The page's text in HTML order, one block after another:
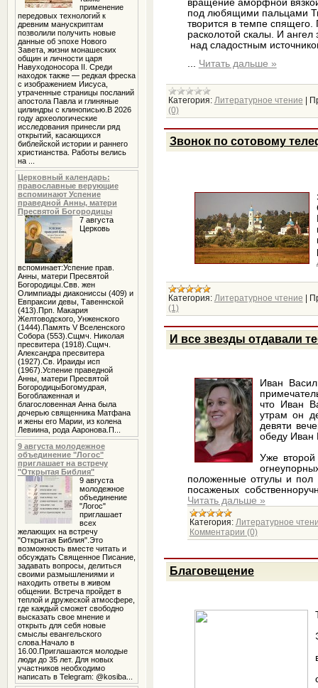
применение
передовых технологий к
древним манускриптам
позволили получить новые
данные об эпохе Нового
Завета, жизни монашеских
общин и личности царя
Навуходоносора II. Среди
находок также — редкая фреска
с изображением Иисуса,
утраченные страницы посланий
апостола Павла и глиняные
цилиндры с клинописью.В 2026
году археологические
исследования принесли ряд
открытий, касающихся
библейской истории и раннего
христианства. Работы велись
на ...
Церковный календарь:
православные верующие
вспоминают Успение
праведной Анны, матери
Пресвятой Богородицы
7 августа
Церковь
вспоминает:Успение прав.
Анны, матери Пресвятой
Богородицы.Свв. жен
Олимпиады диакониссы (409) и
Евпраксии девы, Тавеннской
(413).Прп. Макария
Желтоводского, Унженского
(1444).Память V Вселенского
Собора (553).Сщмч. Николая
пресвитера (1918).Сщмч.
Александра пресвитера
(1927).Св. Ираиды исп
(1967).Успение праведной
Анны, матери Пресвятой
БогородицыБогомудрая,
Богоблаженная и
благословенная Анна была
дочерью священника Матфана
и жены его Марии, из колена
Левиина, рода Ааронова.П...
9 августа молодежное
объединение "Логос"
приглашает на встречу
"Открытая Библия"
9 августа
молодежное
объединение
"Логос"
приглашает
всех
желающих на встречу
"Открытая Библия".Это
возможность вместе читать и
обсуждать Священное Писание,
задавать вопросы, делиться
своими размышлениями и
находить ответы в живом
общении. Встреча пройдет в
теплой и дружеской атмосфере,
где каждый сможет свободно
высказать свое мнение и
открыть для себя новые
смыслы евангельского
слова.Начало в
16.00.Приглашаются молодые
люди до 35 лет. Для новых
участников необходимо
написать в Telegram: @kosiba...
вращение аморфной
под любящими пальцами
творится в темпе спящего.
расколотой скалы. И ангел
над сладостным
Читать дальше »
Категория: Литературное чтение |
(0)
Звонок по сотовому
Категория: Литературное чтение |
(1)
И все звезды отдавали
Иван
что Иван
утрам он
девяти
обеду Иван
Уже второй
положенные отгулы и пол
посаженых
Читать дальше »
Категория: Литературное
Комментарии (0)
Благовещение